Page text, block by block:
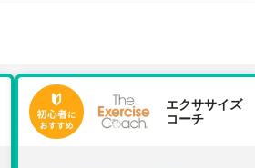
エクササイズ
コーチ